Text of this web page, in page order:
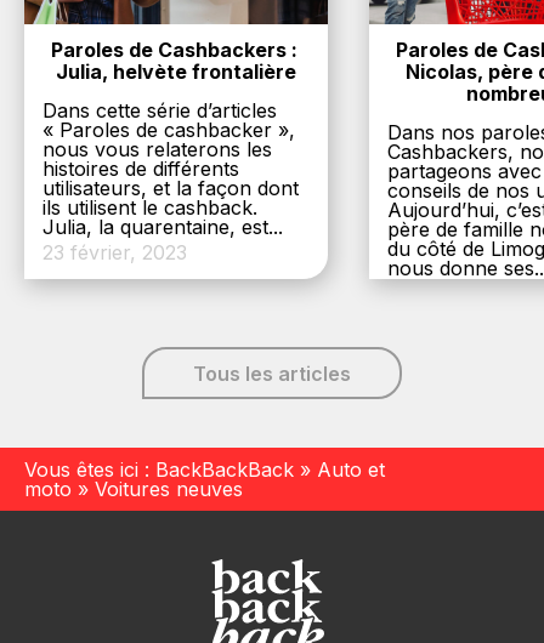
Paroles de Cashbackers :
Julia, helvète frontalière
Dans cette série d’articles
« Paroles de cashbacker »,
nous vous relaterons les
histoires de différents
utilisateurs, et la façon dont
ils utilisent le cashback.
Julia, la quarentaine, est...
23 février, 2023
Paroles de
Nicolas, père
Dans nos
Cashbackers,
partageons
conseils de nos
Aujourd’hui,
père de famille
du côté de
nous donne
Tous les articles
Vous êtes ici : BackBackBack » Auto et
moto » Voitures neuves